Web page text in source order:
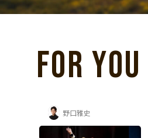
FOR YOU
野口雅史